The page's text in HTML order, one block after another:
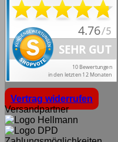
Vertrag widerrufen
Versandpartner